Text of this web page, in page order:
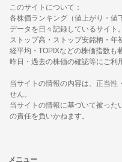
このサイトについて：
各株価ランキング（値上がり・値
データを日々記録しているサイト。
ストップ高・ストップ安銘柄・年
経平均・TOPIXなどの株価指数も
昨日・過去の株価の確認等にご利
当サイトの情報の内容は、正当性
せん。
当サイトの情報に基づいて被った
の責任を負いかねます。
メニュー